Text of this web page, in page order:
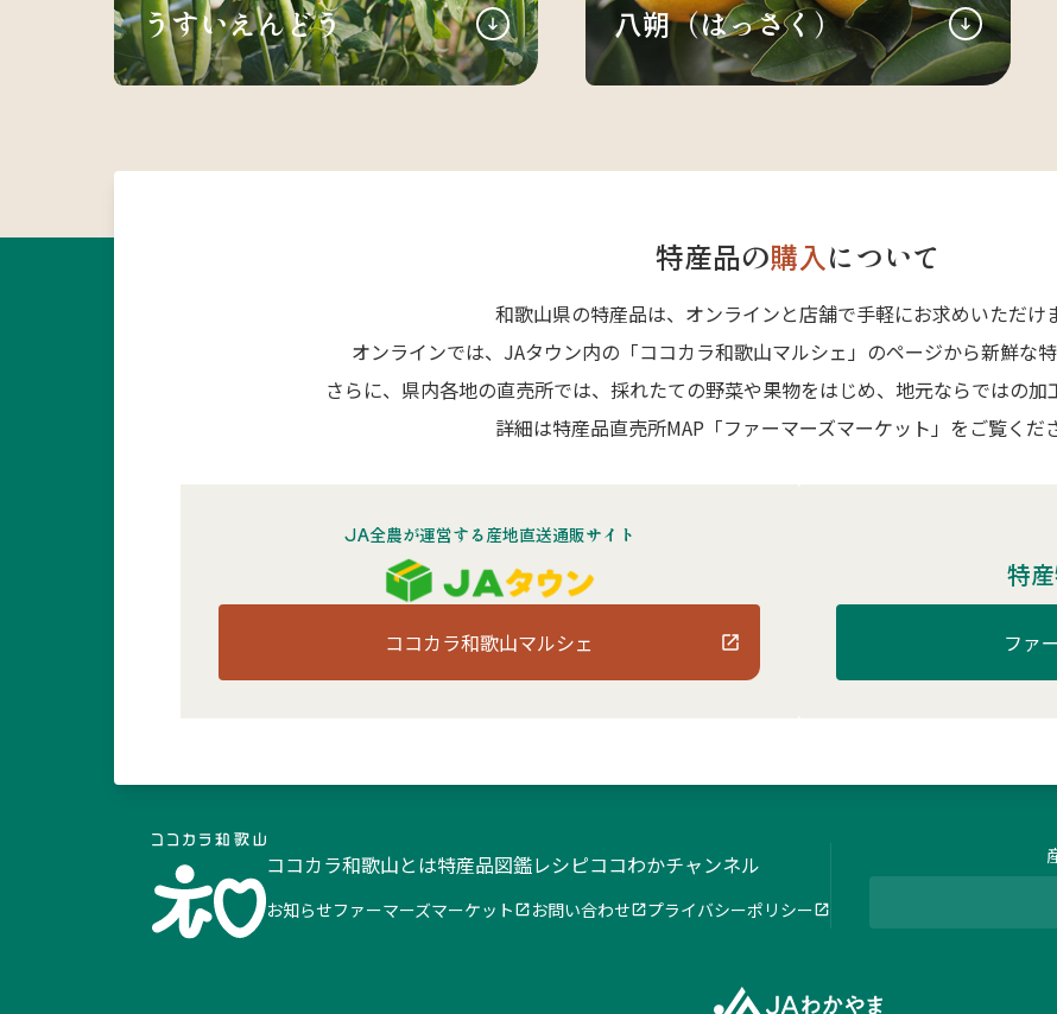
うすいえんどう 八朔（はっさく）
特産品の購入について
和歌山県の特産品は、オンラインと店舗で手軽にお求めいただけ
オンラインでは、JAタウン内の「ココカラ和歌山マルシェ」のページから新鮮な特
さらに、県内各地の直売所では、採れたての野菜や果物をはじめ、地元ならではの加
詳細は特産品直売所MAP「ファーマーズマーケット」をご覧くだ
JA全農が運営する産地直送通販サイト
ココカラ和歌山マルシェ
特
ファ
ココカラ和歌山とは特産品図鑑レシピココわかチャンネル
お知らせファーマーズマーケット お問い合わせ プライバシーポリシー